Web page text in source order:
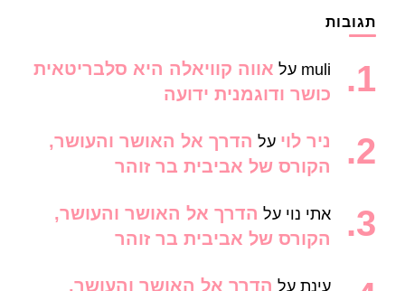
תגובות
muli על אווה קוויאלה היא סלבריטאית
כושר ודוגמנית ידועה
ניר לוי על הדרך אל האושר והעושר,
הקורס של אביבית בר זוהר
אתי נוי על הדרך אל האושר והעושר,
הקורס של אביבית בר זוהר
עינת על הדרך אל האושר והעושר,